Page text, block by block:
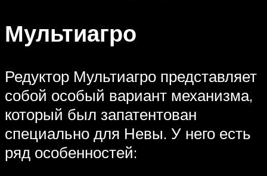
Мультиагро
Редуктор Мультиагро представляет
собой особый вариант механизма,
который был запатентован
специально для Невы. У него есть
ряд особенностей: